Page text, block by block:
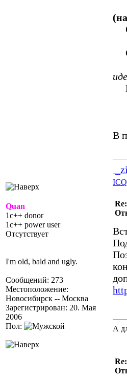
В
ICQ
Quan
1c++ donor
1c++ power user
Отсутствует
I'm old, bald and ugly.
Сообщений: 273
Местоположение:
Новосибирск -- Москва
Зарегистрирован: 20. Мая
2006
Пол:
А